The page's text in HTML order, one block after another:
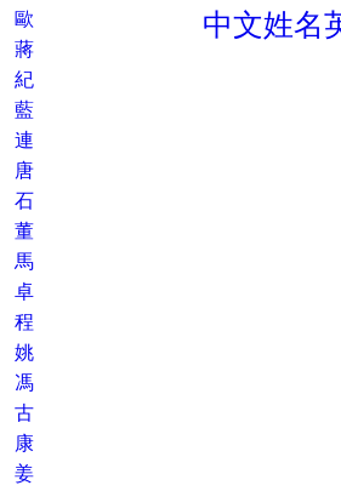
歐
蔣
紀
藍
連
唐
石
董
馬
卓
程
姚
馮
古
康
姜
中文姓名